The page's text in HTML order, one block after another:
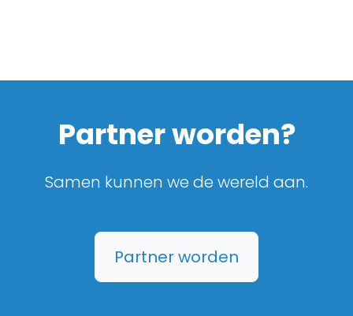
Partner worden?
Samen kunnen we de wereld aan.
Partner worden